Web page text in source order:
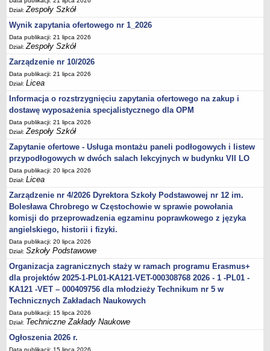
Dział:Zespoły Szkół
Wynik zapytania ofertowego nr 1_2026
Data publikacji: 21 lipca 2026
Dział:Zespoły Szkół
Zarządzenie nr 10/2026
Data publikacji: 21 lipca 2026
Dział:Licea
Informacja o rozstrzygnięciu zapytania ofertowego na zakup i
dostawę wyposażenia specjalistycznego dla OPM
Data publikacji: 21 lipca 2026
Dział:Zespoły Szkół
Zapytanie ofertowe - Usługa montażu paneli podłogowych i listew
przypodłogowych w dwóch salach lekcyjnych w budynku VII LO
Data publikacji: 20 lipca 2026
Dział:Licea
Zarządzenie nr 4/2026 Dyrektora Szkoły Podstawowej nr 12 im.
Bolesława Chrobrego w Częstochowie w sprawie powołania
komisji do przeprowadzenia egzaminu poprawkowego z języka
angielskiego, historii i fizyki.
Data publikacji: 20 lipca 2026
Dział:Szkoły Podstawowe
Organizacja zagranicznych staży w ramach programu Erasmus+
dla projektów 2025-1-PL01-KA121-VET-000308768 2026 - 1 -PL01 -
KA121 -VET – 000409756 dla młodzieży Technikum nr 5 w
Technicznych Zakładach Naukowych
Data publikacji: 15 lipca 2026
Dział: Techniczne Zakłady Naukowe
Ogłoszenia 2026 r.
Data publikacji: 15 lipca 2026